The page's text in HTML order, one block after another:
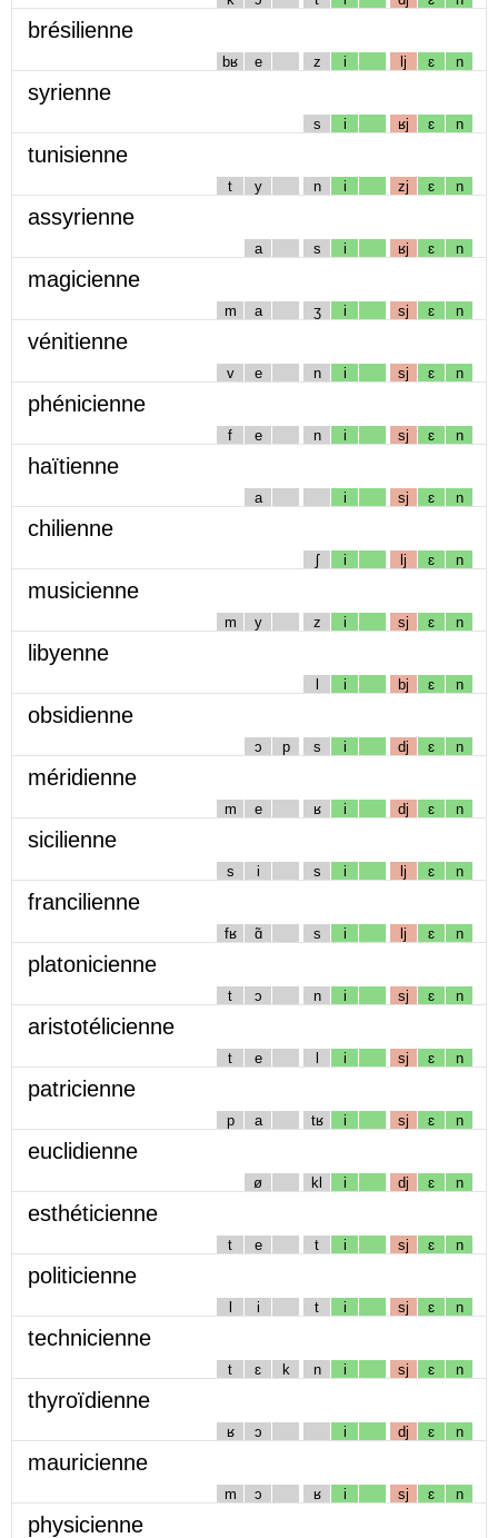
brésilienne
bʁ e z i lj ɛ n
syrienne
s i ʁj ɛ n
tunisienne
t y n i zj ɛ n
assyrienne
a s i ʁj ɛ n
magicienne
m a ʒ i sj ɛ n
vénitienne
v e n i sj ɛ n
phénicienne
f e n i sj ɛ n
haïtienne
a i sj ɛ n
chilienne
ʃ i lj ɛ n
musicienne
m y z i sj ɛ n
libyenne
l i bj ɛ n
obsidienne
ɔ p s i dj ɛ n
méridienne
m e ʁ i dj ɛ n
sicilienne
s i s i lj ɛ n
francilienne
fʁ ɑ̃ s i lj ɛ n
platonicienne
t ɔ n i sj ɛ n
aristotélicienne
t e l i sj ɛ n
patricienne
p a tʁ i sj ɛ n
euclidienne
ø kl i dj ɛ n
esthéticienne
t e t i sj ɛ n
politicienne
l i t i sj ɛ n
technicienne
t ɛ k n i sj ɛ n
thyroïdienne
ʁ ɔ i dj ɛ n
mauricienne
m ɔ ʁ i sj ɛ n
physicienne